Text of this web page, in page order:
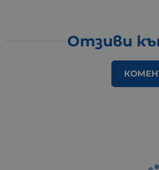
Отзиви